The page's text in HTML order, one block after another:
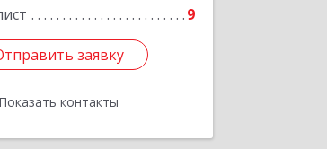
9
заявку
Показать контакты
заявку
Назад